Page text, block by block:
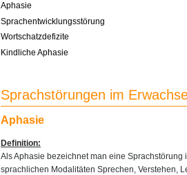
Aphasie
Sprachentwicklungsstörung
Wortschatzdefizite
Kindliche Aphasie
Sprachstörungen im
Aphasie
Definition:
Als Aphasie bezeichnet man eine
sprachlichen Modalitäten Sprechen, Verstehen,